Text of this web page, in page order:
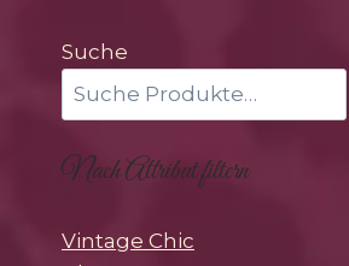
Suche
Nach Attribut filtern
Vintage Chic